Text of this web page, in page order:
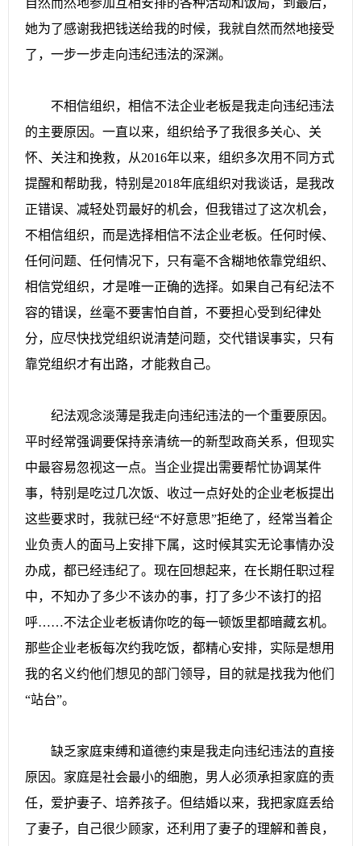
自然而然地参加互相安排的各种活动和饭局，到最后，
她为了感谢我把钱送给我的时候，我就自然而然地接受
了，一步一步走向违纪违法的深渊。
不相信组织，相信不法企业老板是我走向违纪违法
的主要原因。一直以来，组织给予了我很多关心、关
怀、关注和挽救，从2016年以来，组织多次用不同方式
提醒和帮助我，特别是2018年底组织对我谈话，是我改
正错误、减轻处罚最好的机会，但我错过了这次机会，
不相信组织，而是选择相信不法企业老板。任何时候、
任何问题、任何情况下，只有毫不含糊地依靠党组织、
相信党组织，才是唯一正确的选择。如果自己有纪法不
容的错误，丝毫不要害怕自首，不要担心受到纪律处
分，应尽快找党组织说清楚问题，交代错误事实，只有
靠党组织才有出路，才能救自己。
纪法观念淡薄是我走向违纪违法的一个重要原因。
平时经常强调要保持亲清统一的新型政商关系，但现实
中最容易忽视这一点。当企业提出需要帮忙协调某件
事，特别是吃过几次饭、收过一点好处的企业老板提出
这些要求时，我就已经“不好意思”拒绝了，经常当着企
业负责人的面马上安排下属，这时候其实无论事情办没
办成，都已经违纪了。现在回想起来，在长期任职过程
中，不知办了多少不该办的事，打了多少不该打的招
呼……不法企业老板请你吃的每一顿饭里都暗藏玄机。
那些企业老板每次约我吃饭，都精心安排，实际是想用
我的名义约他们想见的部门领导，目的就是找我为他们
“站台”。
缺乏家庭束缚和道德约束是我走向违纪违法的直接
原因。家庭是社会最小的细胞，男人必须承担家庭的责
任，爱护妻子、培养孩子。但结婚以来，我把家庭丢给
了妻子，自己很少顾家，还利用了妻子的理解和善良，